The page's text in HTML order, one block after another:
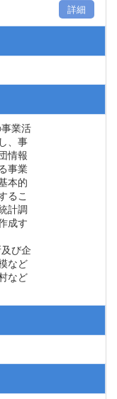
詳細
業活
、事
情報
事業
本的
るこ
計調
成す
び企
など
など